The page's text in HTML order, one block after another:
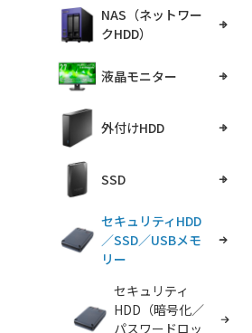
NAS（ネットワー
クHDD）
液晶モニター
外付けHDD
SSD
セキュリティHDD
／SSD／USBメモ
リー
セキュリティ
HDD（暗号化／
パスワードロッ